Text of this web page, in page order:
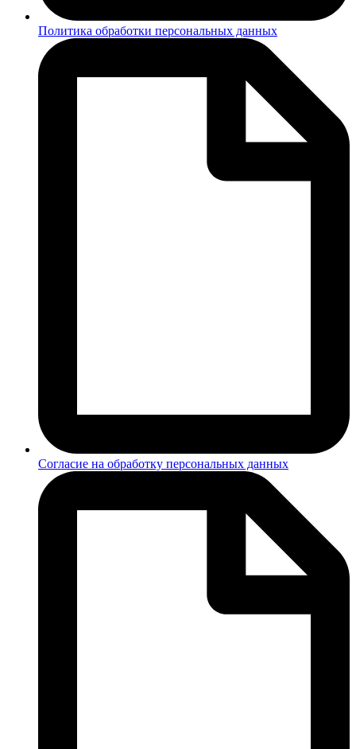
Политика обработки персональных данных
Согласие на обработку персональных данных